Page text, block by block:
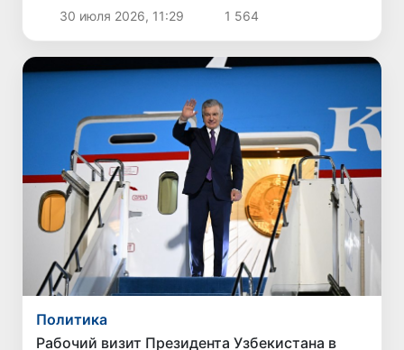
30 июля 2026, 11:29 1 564
Политика
Рабочий визит Президента Узбекистана в